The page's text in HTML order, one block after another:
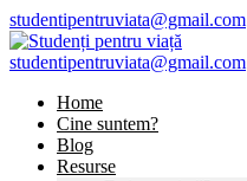
studentipentruviata@gmail.com
studentipentruviata@gmail.com
Home
Cine suntem?
Blog
Resurse